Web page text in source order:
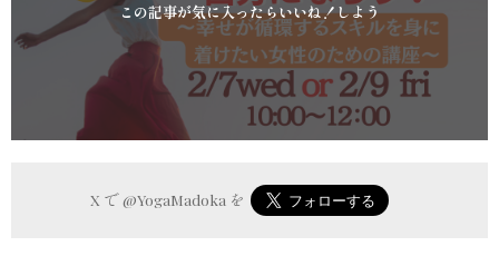
この記事が気に入ったらいいね！しよう
X で@YogaMadoka を